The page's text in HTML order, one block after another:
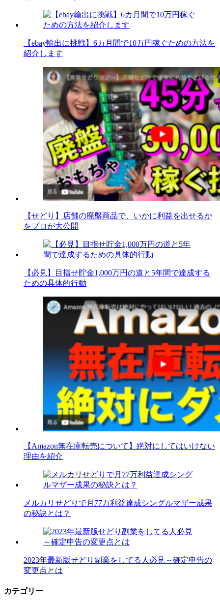
【ebay輸出に挑戦】6カ月間で10万円稼ぐための方法を
紹介します
【せどり】店舗の廃盤商品で、いかに利益を出せるか
をプロが大公開
【必見】目指せ貯金1,000万円の道と5年間で達成する
ための具体的行動
【Amazon無在庫転売について】絶対にしてはいけない
理由を紹介
メルカリせどりで月77万利益達成シングルマザー成果
の秘訣とは？
2023年最新版せどり副業をしてる人必見～確定申告の
変更点とは
カテゴリー